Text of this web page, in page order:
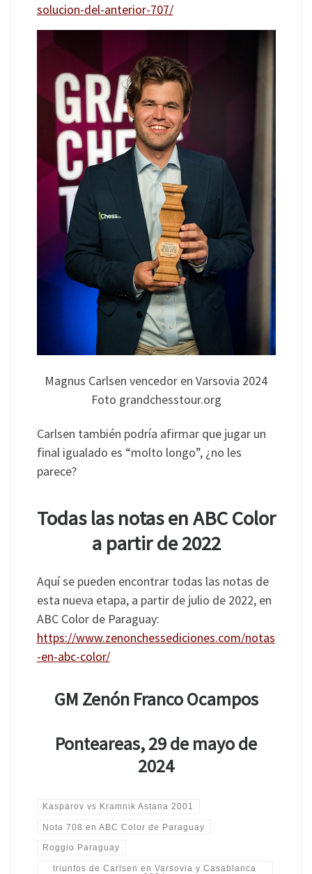
solucion-del-anterior-707/
Magnus Carlsen vencedor en Varsovia 2024
Foto grandchesstour.org
Carlsen también podría afirmar que jugar un
final igualado es “molto longo”, ¿no les
parece?
Todas las notas en ABC Color
a partir de 2022
Aquí se pueden encontrar todas las notas de
esta nueva etapa, a partir de julio de 2022, en
ABC Color de Paraguay:
https://www.zenonchessediciones.com/notas
-en-abc-color/
GM Zenón Franco Ocampos
Ponteareas, 29 de mayo de
2024
Kasparov vs Kramnik Astana 2001
Nota 708 en ABC Color de Paraguay
Roggio Paraguay
triunfos de Carlsen en Varsovia y Casablanca